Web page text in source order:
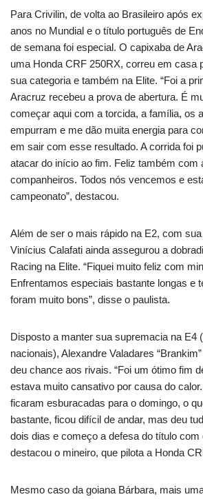
Para Crivilin, de volta ao Brasileiro após
anos no Mundial e o título português de
de semana foi especial. O capixaba de
uma Honda CRF 250RX, correu em casa
sua categoria e também na Elite. “Foi a
Aracruz recebeu a prova de abertura. É
começar aqui com a torcida, a família, os
empurram e me dão muita energia para
em sair com esse resultado. A corrida foi
atacar do início ao fim. Feliz também com
companheiros. Todos nós vencemos e
campeonato”, destacou.
Além de ser o mais rápido na E2, com
Vinícius Calafati ainda assegurou a
Racing na Elite. “Fiquei muito feliz com
Enfrentamos especiais bastante longas e
foram muito bons”, disse o paulista.
Disposto a manter sua supremacia na E4
nacionais), Alexandre Valadares
deu chance aos rivais. “Foi um ótimo fim
estava muito cansativo por causa do
ficaram esburacadas para o domingo, o
bastante, ficou difícil de andar, mas deu
dois dias e começo a defesa do título com
destacou o mineiro, que pilota a Honda
Mesmo caso da goiana Bárbara, mais